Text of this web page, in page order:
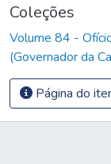
Coleções
Volume 84 -
(Governador da
Página do